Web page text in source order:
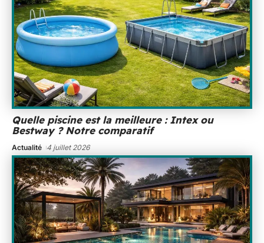
Quelle piscine est la meilleure : Intex ou
Bestway ? Notre comparatif
Actualité 4 juillet 2026